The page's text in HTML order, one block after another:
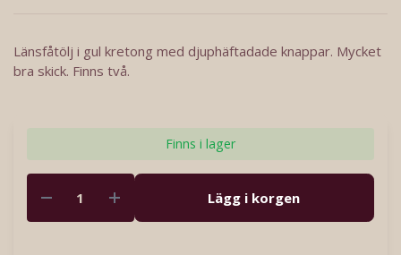
Länsfåtölj i gul kretong med djuphäftadade knappar. Mycket
bra skick. Finns två.
Finns i lager
Lägg i korgen